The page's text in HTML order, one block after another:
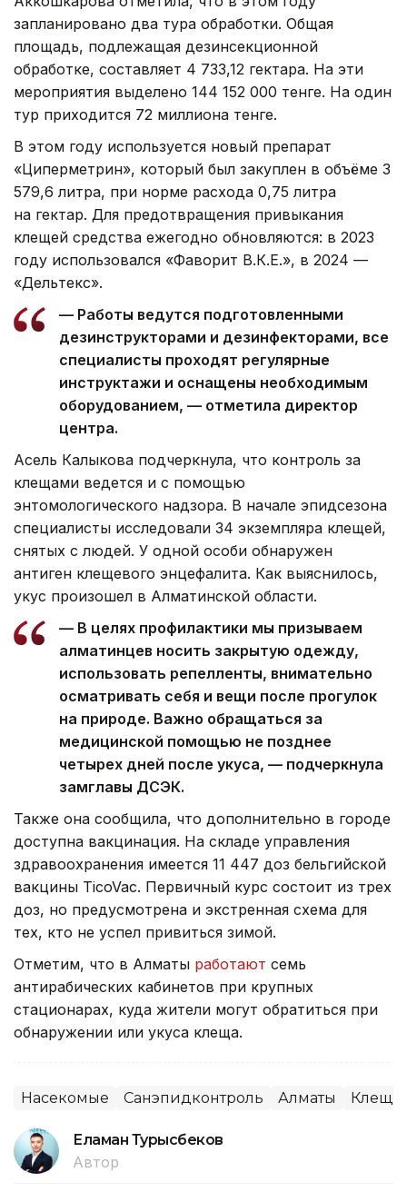
запланировано два тура обработки. Общая
площадь, подлежащая дезинсекционной
обработке, составляет 4 733,12 гектара. На эти
мероприятия выделено 144 152 000 тенге. На один
тур приходится 72 миллиона тенге.
В этом году используется новый препарат
«Циперметрин», который был закуплен в объёме 3
579,6 литра, при норме расхода 0,75 литра
на гектар. Для предотвращения привыкания
клещей средства ежегодно обновляются: в 2023
году использовался «Фаворит В.К.Е.», в 2024 —
«Дельтекс».
— Работы ведутся подготовленными
дезинструкторами и дезинфекторами, все
специалисты проходят регулярные
инструктажи и оснащены необходимым
оборудованием, — отметила директор
центра.
Асель Калыкова подчеркнула, что контроль за
клещами ведется и с помощью
энтомологического надзора. В начале эпидсезона
специалисты исследовали 34 экземпляра клещей,
снятых с людей. У одной особи обнаружен
антиген клещевого энцефалита. Как выяснилось,
укус произошел в Алматинской области.
— В целях профилактики мы призываем
алматинцев носить закрытую одежду,
использовать репелленты, внимательно
осматривать себя и вещи после прогулок
на природе. Важно обращаться за
медицинской помощью не позднее
четырех дней после укуса, — подчеркнула
замглавы ДСЭК.
Также она сообщила, что дополнительно в городе
доступна вакцинация. На складе управления
здравоохранения имеется 11 447 доз бельгийской
вакцины TicoVac. Первичный курс состоит из трех
доз, но предусмотрена и экстренная схема для
тех, кто не успел привиться зимой.
Отметим, что в Алматы работают семь
антирабических кабинетов при крупных
стационарах, куда жители могут обратиться при
обнаружении или укуса клеща.
Насекомые Санэпидконтроль Алматы Клещи
Еламан Турысбеков
Автор